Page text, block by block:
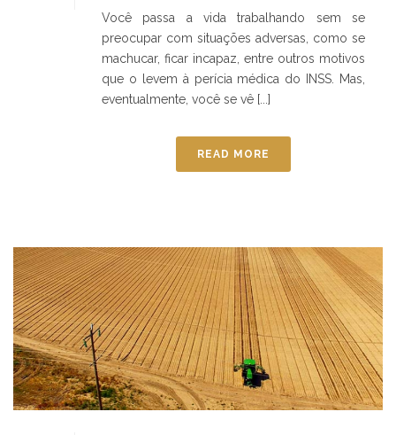
Você passa a vida trabalhando sem se
preocupar com situações adversas, como se
machucar, ficar incapaz, entre outros motivos
que o levem à perícia médica do INSS. Mas,
eventualmente, você se vê [...]
READ MORE